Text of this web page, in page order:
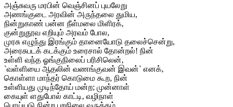
அஞ்சுவரு மரபின் வெஞ்சினப் புயலேறு
அணங்குடை அரவின் அருந்தலை துமிய,
நின்றுகாண் பன்ன நீள்மலை மிளிரக்,
குன்றுதூவ எறியும் அரவம் போல,
முரசு எழுந்து இரங்கும் தானையோடு தலைச்சென்று,
அரைசுபடக் கடக்கும் உரைசால் தோன்றல்! நின்
உள்ளி வந்த ஓங்குநிலைப் பரிசிலென்,
`வள்ளியை ஆதலின் வணங்குவன் இவன்` எனக்,
கொள்ளா மாந்தர் கொடுமை கூற, நின்
உள்ளியது முடிந்தோய் மன்ற; முன்னாள்
கையுள் ளதுபோல் காட்டி, வழிநாள்
பொய்யடு நின்ற புறநிலை வருத்தம்